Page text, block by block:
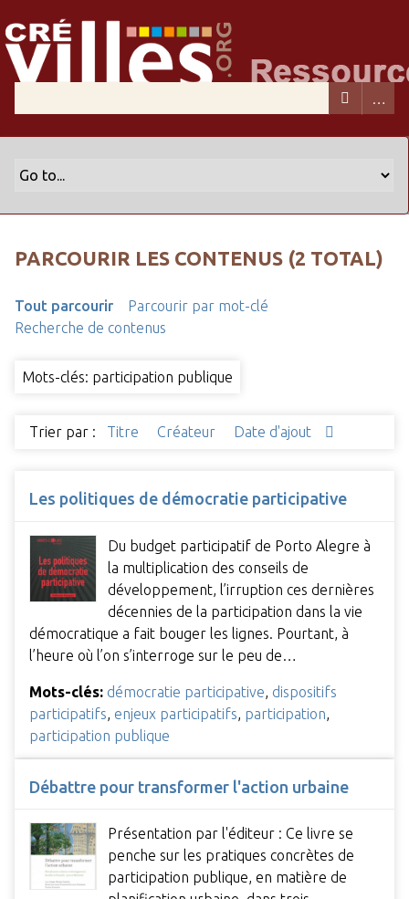
PARCOURIR LES CONTENUS (2 TOTAL)
Tout parcourir
Parcourir par mot-clé
Recherche de contenus
Mots-clés: participation publique
Trier par : Titre Créateur Date d'ajout
Les politiques de démocratie participative
Du budget participatif de Porto Alegre à
la multiplication des conseils de
développement, l’irruption ces dernières
décennies de la participation dans la vie
démocratique a fait bouger les lignes. Pourtant, à
l’heure où l’on s’interroge sur le peu de…
Mots-clés: démocratie participative dispositifs
participatifs enjeux participatifs participation
participation publique
Débattre pour transformer l'action urbaine
Présentation par l'éditeur : Ce livre se
penche sur les pratiques concrètes de
participation publique, en matière de